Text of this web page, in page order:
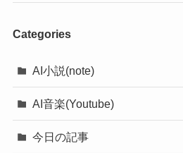
Categories
AI小説(note)
AI音楽(Youtube)
今日の記事